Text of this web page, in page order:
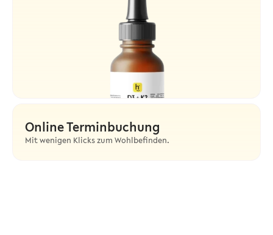
Online Terminbuchung
Mit wenigen Klicks zum Wohlbefinden.